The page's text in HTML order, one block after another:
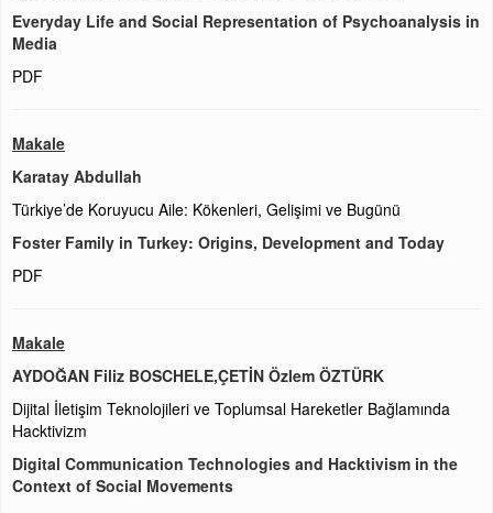
Everyday Life and Social Representation of Psychoanalysis in
Media
PDF
Makale
Karatay Abdullah
Türkiye’de Koruyucu Aile: Kökenleri, Gelişimi ve Bugünü
Foster Family in Turkey: Origins, Development and Today
PDF
Makale
AYDOĞAN Filiz BOSCHELE,ÇETİN Özlem ÖZTÜRK
Dijital İletişim Teknolojileri ve Toplumsal Hareketler Bağlamında
Hacktivizm
Digital Communication Technologies and Hacktivism in the
Context of Social Movements